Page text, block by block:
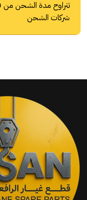
شركات الشحن